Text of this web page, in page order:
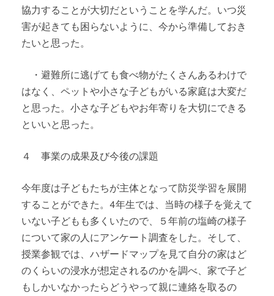
協力することが大切だということを学んだ。いつ災
害が起きても困らないように、今から準備しておき
たいと思った。
・避難所に逃げても食べ物がたくさんあるわけで
はなく、ペットや小さな子どもがいる家庭は大変だ
と思った。小さな子どもやお年寄りを大切にできる
といいと思った。
４ 事業の成果及び今後の課題
今年度は子どもたちが主体となって防災学習を展開
することができた。4年生では、当時の様子を覚えて
いない子どもも多くいたので、５年前の塩崎の様子
について家の人にアンケート調査をした。そして、
授業参観では、ハザードマップを見て自分の家はど
のくらいの浸水が想定されるのかを調べ、家で子ど
もしかいなかったらどうやって親に連絡を取るの